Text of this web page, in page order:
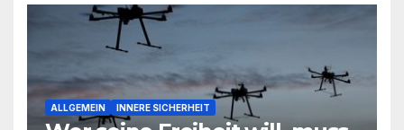
noch leisten?
ALLGEMEIN INNERE SICHERHEIT